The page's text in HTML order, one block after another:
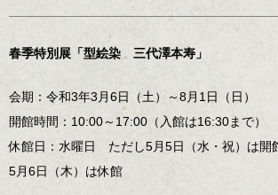
春季特別展「型絵染 三代澤本寿」
会期：令和3年3月6日（土）～8月1日（日）
開館時間：10:00～17:00（入館は16:30まで）
休館日：水曜日 ただし5月5日（水・祝）は
5月6日（木）は休館